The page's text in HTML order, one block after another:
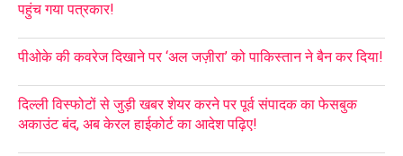
पहुंच गया पत्रकार!
पीओके की कवरेज दिखाने पर ‘अल जज़ीरा’ को पाकिस्तान ने बैन कर दिया!
दिल्ली विस्फोटों से जुड़ी खबर शेयर करने पर पूर्व संपादक का फेसबुक
अकाउंट बंद, अब केरल हाईकोर्ट का आदेश पढ़िए!